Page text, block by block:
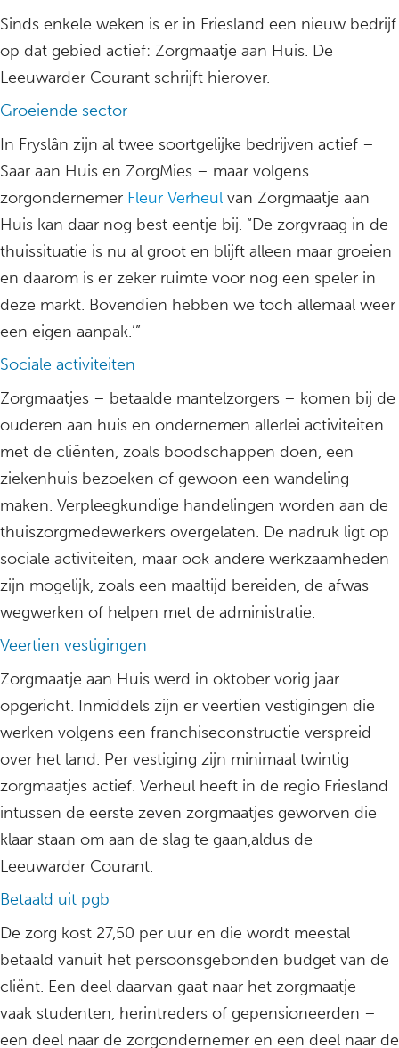
Sinds enkele weken is er in Friesland een nieuw bedrijf
op dat gebied actief: Zorgmaatje aan Huis. De
Leeuwarder Courant schrijft hierover.
Groeiende sector
In Fryslân zijn al twee soortgelijke bedrijven actief –
Saar aan Huis en ZorgMies – maar volgens
zorgondernemer Fleur Verheul van Zorgmaatje aan
Huis kan daar nog best eentje bij. “De zorgvraag in de
thuissituatie is nu al groot en blijft alleen maar groeien
en daarom is er zeker ruimte voor nog een speler in
deze markt. Bovendien hebben we toch allemaal weer
een eigen aanpak.’”
Sociale activiteiten
Zorgmaatjes – betaalde mantelzorgers – komen bij de
ouderen aan huis en ondernemen allerlei activiteiten
met de cliënten, zoals boodschappen doen, een
ziekenhuis bezoeken of gewoon een wandeling
maken. Verpleegkundige handelingen worden aan de
thuiszorgmedewerkers overgelaten. De nadruk ligt op
sociale activiteiten, maar ook andere werkzaamheden
zijn mogelijk, zoals een maaltijd bereiden, de afwas
wegwerken of helpen met de administratie.
Veertien vestigingen
Zorgmaatje aan Huis werd in oktober vorig jaar
opgericht. Inmiddels zijn er veertien vestigingen die
werken volgens een franchiseconstructie verspreid
over het land. Per vestiging zijn minimaal twintig
zorgmaatjes actief. Verheul heeft in de regio Friesland
intussen de eerste zeven zorgmaatjes geworven die
klaar staan om aan de slag te gaan,aldus de
Leeuwarder Courant.
Betaald uit pgb
De zorg kost 27,50 per uur en die wordt meestal
betaald vanuit het persoonsgebonden budget van de
cliënt. Een deel daarvan gaat naar het zorgmaatje –
vaak studenten, herintreders of gepensioneerden –
een deel naar de zorgondernemer en een deel naar de